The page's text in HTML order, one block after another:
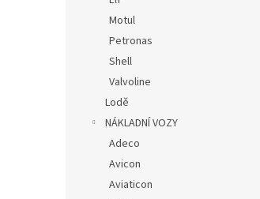
Motul
Petronas
Shell
Valvoline
Lodě
NÁKLADNÍ VOZY
Adeco
Avicon
Aviaticon